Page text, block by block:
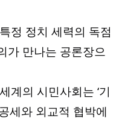
정 정치 세력의 독점
가 만나는 공론장으
계의 시민사회는 ‘기
세와 외교적 협박에